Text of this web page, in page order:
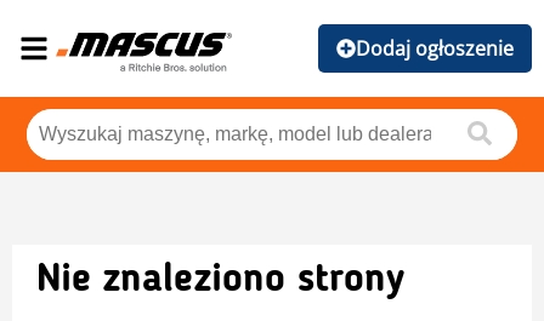
Dodaj ogłoszenie
Nie znaleziono strony